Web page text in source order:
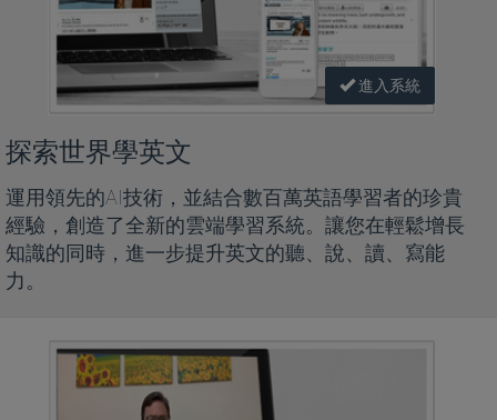
進入系統
探索世界學英文
運用領先的AI技術，並結合數百萬英語學習者的珍貴
經驗，創造了全新的雲端學習系統。讓您在輕鬆增長
知識的同時，進一步提升英文的聽、說、讀、寫能
力。